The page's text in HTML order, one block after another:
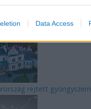
Data Access
a dzsungel szívének városa
rejtett